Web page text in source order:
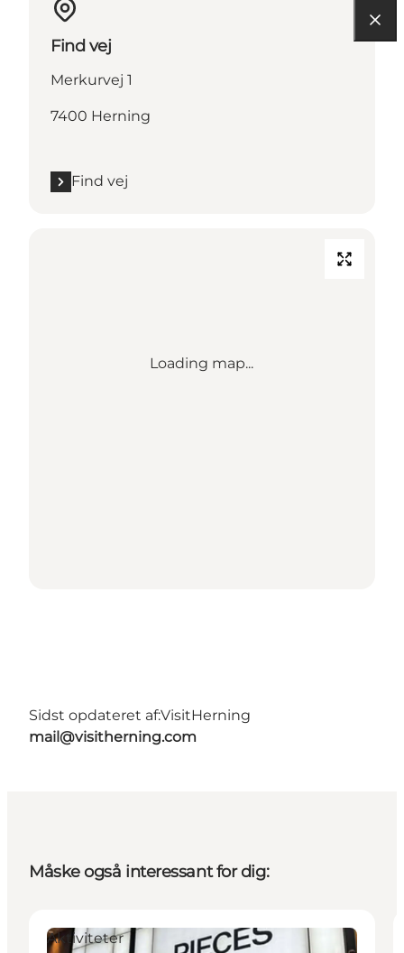
Find vej
Merkurvej 1
7400 Herning
Find vej
Loading map...
Sidst opdateret af:VisitHerning
mail@visitherning.com
Måske også interessant for dig:
Aktiviteter